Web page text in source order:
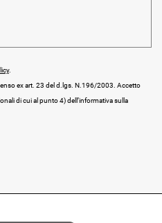
.
ex art. 23 del d.lgs. N.196/2003. Accetto
di cui al punto 4) dell’informativa sulla